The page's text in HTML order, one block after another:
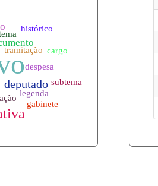
06-08-2026
06-08-2026
06-08-2026
06-08-2026